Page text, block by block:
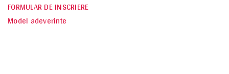
FORMULAR DE INSCRIERE
Model adeverinte